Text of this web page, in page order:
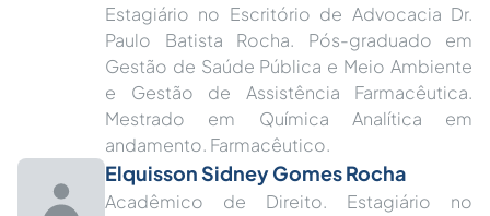
Estagiário no Escritório de Advocacia Dr.
Paulo Batista Rocha. Pós-graduado em
Gestão de Saúde Pública e Meio Ambiente
e Gestão de Assistência Farmacêutica.
Mestrado em Química Analítica em
andamento. Farmacêutico.
Elquisson Sidney Gomes Rocha
Acadêmico de Direito. Estagiário no